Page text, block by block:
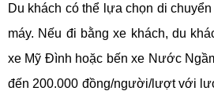
Du khách có thể lựa chọn di
máy. Nếu đi bằng xe khách, du
xe Mỹ Đình hoặc bến xe Nước
đến 200.000 đồng/người/lượt với